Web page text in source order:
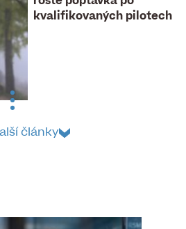
kvalifikovaných pilotech
články